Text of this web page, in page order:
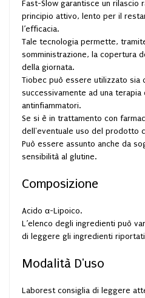
Fast-Slow garantisce un rilascio
principio attivo, lento per il
l’efficacia.
Tale tecnologia permette,
somministrazione, la copertura
della giornata.
Tiobec può essere utilizzato sia
successivamente ad una
antinfiammatori.
Se si è in trattamento con
dell'eventuale uso del prodotto
Può essere assunto anche da
sensibilità al glutine.
Composizione
Acido α-Lipoico.
L’elenco degli ingredienti può
di leggere gli ingredienti
Modalità D'uso
Laborest consiglia di leggere